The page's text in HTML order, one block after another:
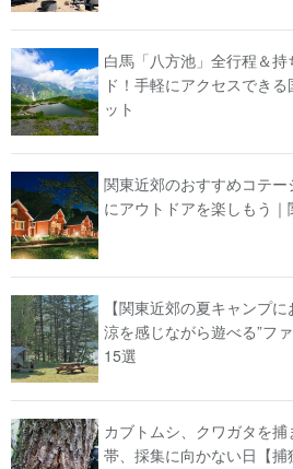
白馬「八方池」全行程＆
ド！手軽にアクセスでき
ット
関東近郊のおすすめコテ
にアウトドアを楽しもう｜
【関東近郊の夏キャンプ
涼を感じながら遊べる”フ
15選
カブトムシ、クワガタを
帯、採集に向かない日【捕